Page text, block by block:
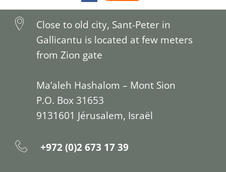
Close to old city, Sant-Peter in
Gallicantu is located at few meters
from Zion gate
Ma’aleh Hashalom – Mont Sion
P.O. Box 31653
9131601 Jérusalem, Israël
+972 (0)2 673 17 39